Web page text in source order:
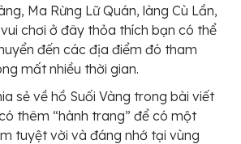
Ma Rừng Lữ Quán, làng Cù Lần,
chơi ở đây thỏa thích bạn có thể
đến các địa điểm đó tham
mất nhiều thời gian.
sẻ về hồ Suối Vàng trong bài viết
thêm “hành trang” để có một
tuyệt vời và đáng nhớ tại vùng